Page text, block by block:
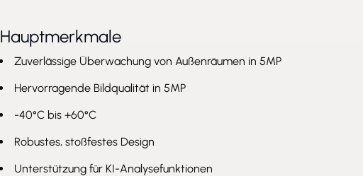
Hauptmerkmale
Zuverlässige Überwachung von Außenräumen in 5MP
Hervorragende Bildqualität in 5MP
-40°C bis +60°C
Robustes, stoßfestes Design
Unterstützung für KI-Analysefunktionen